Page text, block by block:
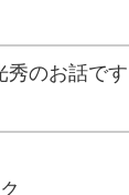
のお話です